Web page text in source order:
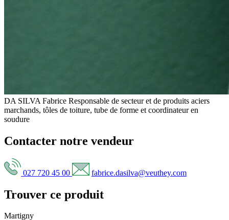
DA SILVA Fabrice Responsable de secteur et de produits aciers
marchands, tôles de toiture, tube de forme et coordinateur en
soudure
Contacter notre vendeur
027 720 45 00 fabrice.dasilva@veuthey.com
Trouver ce produit
Martigny